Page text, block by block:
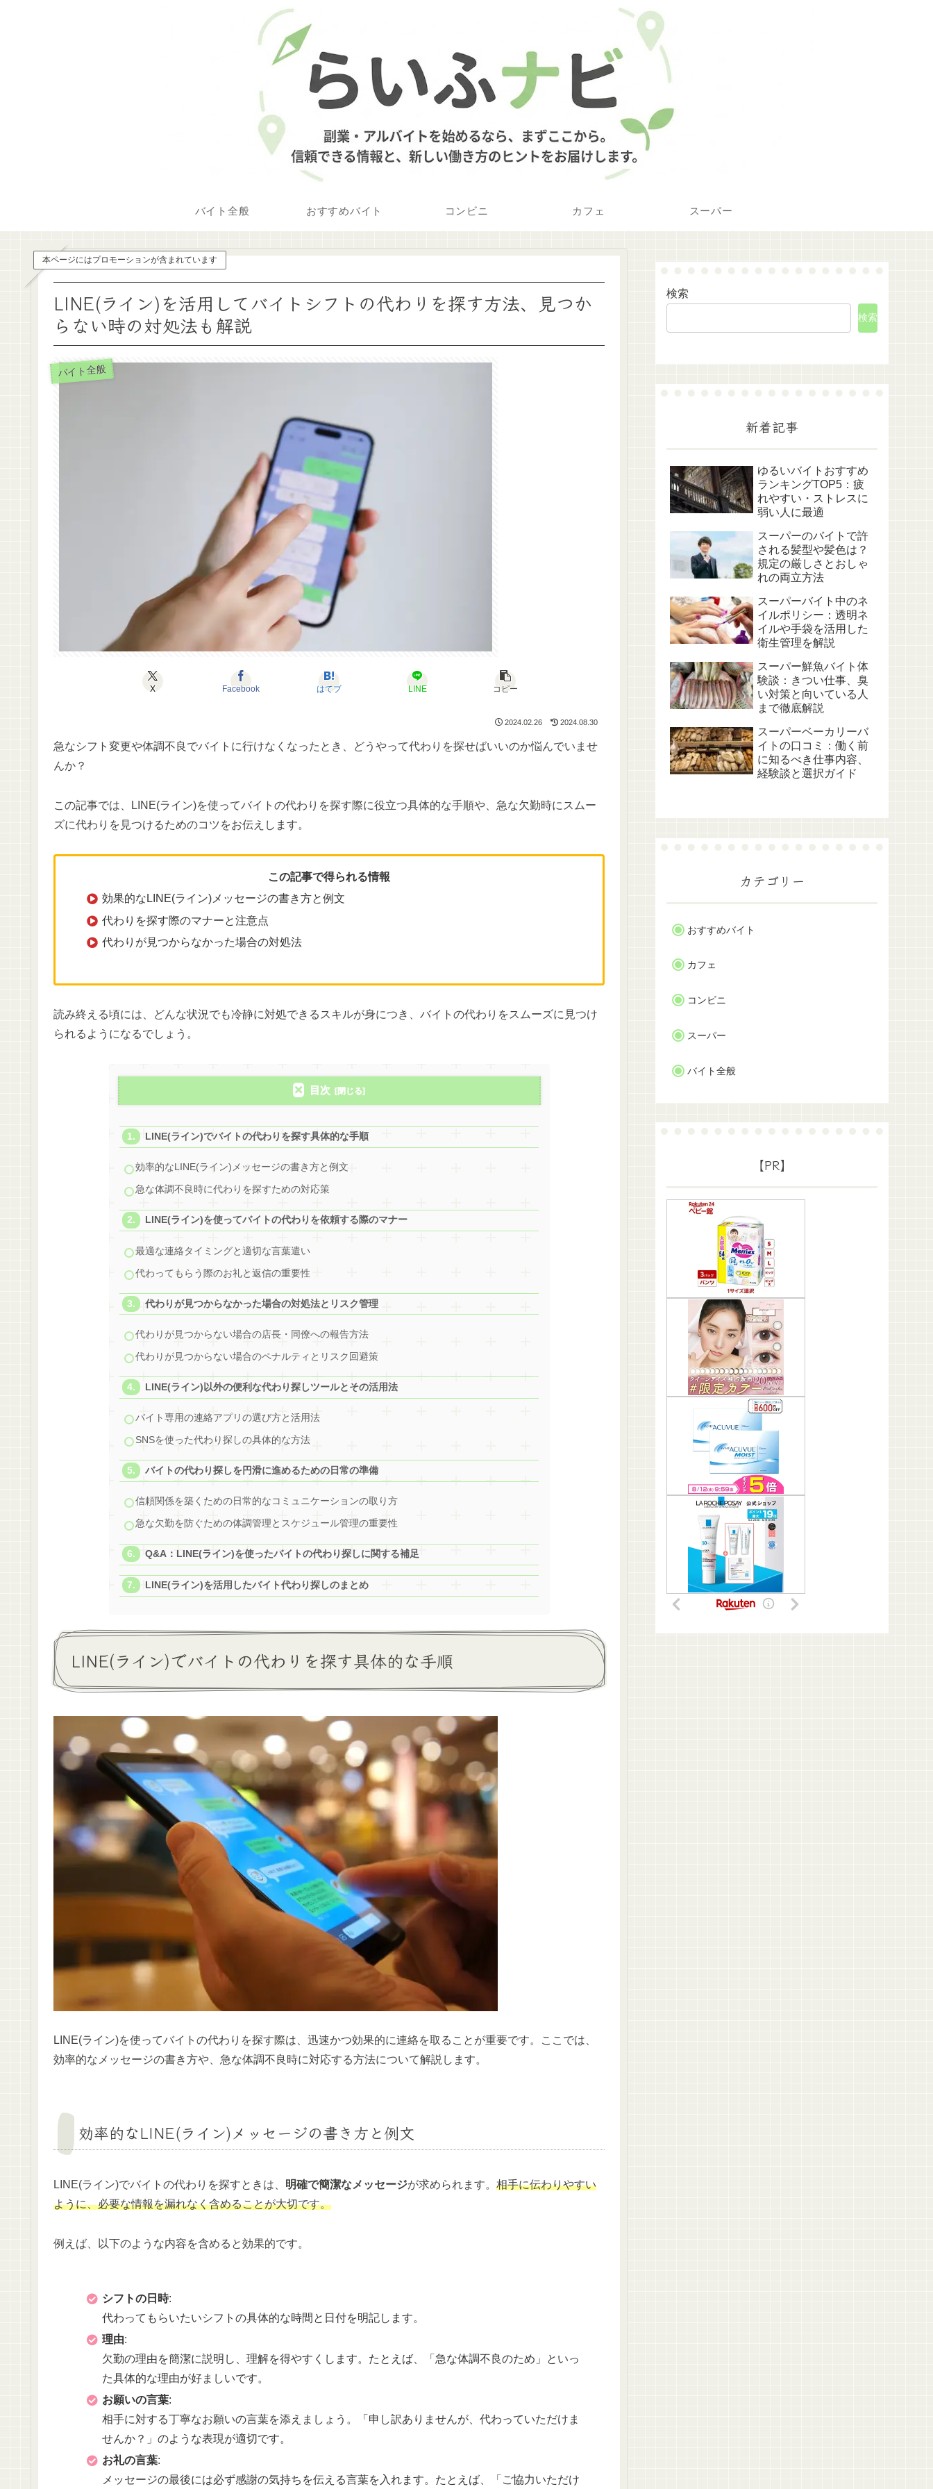
バイト全般 おすすめバイト コンビニ カフェ スーパー
本ページにはプロモーションが含まれています
LINE(ライン)を活用してバイトシフトの代わりを探す方法、見つか
らない時の対処法も解説
バイト全般
X Facebook はてブ LINE コピー
2024.02.26 2024.08.30
急なシフト変更や体調不良でバイトに行けなくなったとき、どうやって代わりを探せばいいのか悩んでいませ
んか？
この記事では、LINE(ライン)を使ってバイトの代わりを探す際に役立つ具体的な手順や、急な欠勤時にスムー
ズに代わりを見つけるためのコツをお伝えします。
この記事で得られる情報
効果的なLINE(ライン)メッセージの書き方と例文
代わりを探す際のマナーと注意点
代わりが見つからなかった場合の対処法
読み終える頃には、どんな状況でも冷静に対処できるスキルが身につき、バイトの代わりをスムーズに見つけ
られるようになるでしょう。
目次
LINE(ライン)でバイトの代わりを探す具体的な手順
効率的なLINE(ライン)メッセージの書き方と例文
急な体調不良時に代わりを探すための対応策
LINE(ライン)を使ってバイトの代わりを依頼する際のマナー
最適な連絡タイミングと適切な言葉遣い
代わってもらう際のお礼と返信の重要性
代わりが見つからなかった場合の対処法とリスク管理
代わりが見つからない場合の店長・同僚への報告方法
代わりが見つからない場合のペナルティとリスク回避策
LINE(ライン)以外の便利な代わり探しツールとその活用法
バイト専用の連絡アプリの選び方と活用法
SNSを使った代わり探しの具体的な方法
バイトの代わり探しを円滑に進めるための日常の準備
信頼関係を築くための日常的なコミュニケーションの取り方
急な欠勤を防ぐための体調管理とスケジュール管理の重要性
Q&A：LINE(ライン)を使ったバイトの代わり探しに関する補足
LINE(ライン)を活用したバイト代わり探しのまとめ
LINE(ライン)でバイトの代わりを探す具体的な手順
LINE(ライン)を使ってバイトの代わりを探す際は、迅速かつ効果的に連絡を取ることが重要です。ここでは、
効率的なメッセージの書き方や、急な体調不良時に対応する方法について解説します。
効率的なLINE(ライン)メッセージの書き方と例文
LINE(ライン)でバイトの代わりを探すときは、 明確で簡潔なメッセージが求められます。 相手に伝わりやすい
ように、必要な情報を漏れなく含めることが大切です。
例えば、以下のような内容を含めると効果的です。
シフトの日時:
代わってもらいたいシフトの具体的な時間と日付を明記します。
理由:
欠勤の理由を簡潔に説明し、理解を得やすくします。たとえば、「急な体調不良のため」といっ
た具体的な理由が好ましいです。
お願いの言葉:
相手に対する丁寧なお願いの言葉を添えましょう。「申し訳ありませんが、代わっていただけま
せんか？」のような表現が適切です。
お礼の言葉:
メッセージの最後には必ず感謝の気持ちを伝える言葉を入れます。たとえば、「ご協力いただけ
検索
検索
新着記事
ゆるいバイトおすすめ
ランキングTOP5：疲
れやすい・ストレスに
弱い人に最適
スーパーのバイトで許
される髪型や髪色は？
規定の厳しさとおしゃ
れの両立方法
スーパーバイト中のネ
イルポリシー：透明ネ
イルや手袋を活用した
衛生管理を解説
スーパー鮮魚バイト体
験談：きつい仕事、臭
い対策と向いている人
まで徹底解説
スーパーベーカリーバ
イトの口コミ：働く前
に知るべき仕事内容、
経験談と選択ガイド
カテゴリー
おすすめバイト
カフェ
コンビニ
スーパー
バイト全般
【PR】